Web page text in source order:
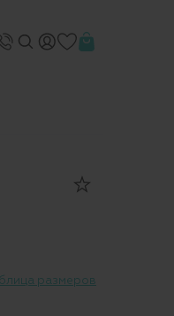
размеров